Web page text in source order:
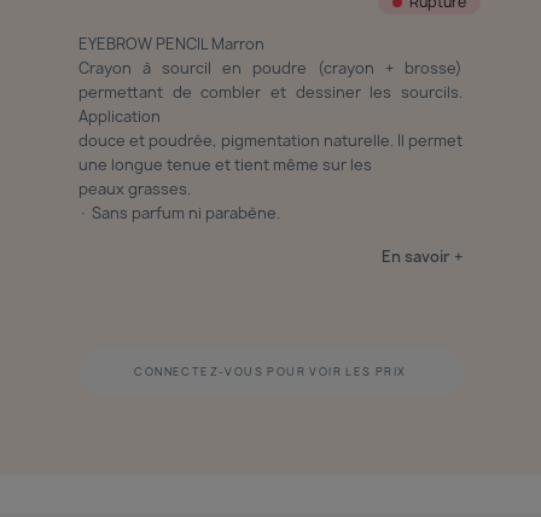
EYEBROW PENCIL Marron
Crayon à sourcil en poudre (crayon + brosse)
permettant de combler et dessiner les sourcils.
Application
douce et poudrée, pigmentation naturelle. Il permet
une longue tenue et tient même sur les
peaux grasses.
· Sans parfum ni parabène.
En savoir +
CONNECTEZ-VOUS POUR VOIR LES PRIX